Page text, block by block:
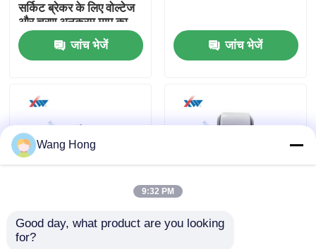
कारखाना भ्रमण
गुणवत्ता नियंत्रण
संपर्क करें
एक उद्धरण की विनती करे
उच्च वोल्टेज सिरेमिक संधारित्र
हाई वोल्टेज डोरकनॉब कैपेसिटर
सर्किट ब्रेकर के लिए वोल्टेज
और चरण अनुक्रम माप का
सामना करें
जांच भेजें जांच भेजें
12kv उच्च वोल्टेज सेंसर
6000pf उच्च वोल्टेज
प्राथमिक और द्वितीयक
Wang Hong
9:32 PM
Good day, what product are you looking
for?